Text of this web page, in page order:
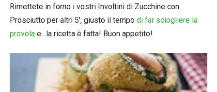
Rimettete in forno i vostri Involtini di Zucchine con
Prosciutto per altri 5′, giusto il tempo di far sciogliere la
provola e…la ricetta è fatta! Buon appetito!